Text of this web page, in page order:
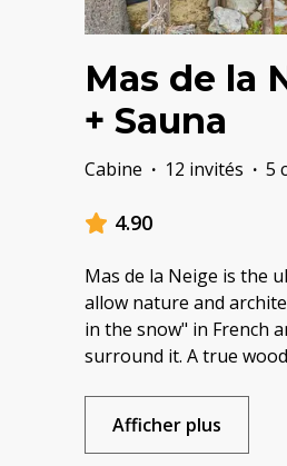
Mas de la
+ Sauna
Cabine · 12 invités · 5
4.90
Mas de la Neige is the
allow nature and
in the snow" in French
surround it. A true
Afficher plus